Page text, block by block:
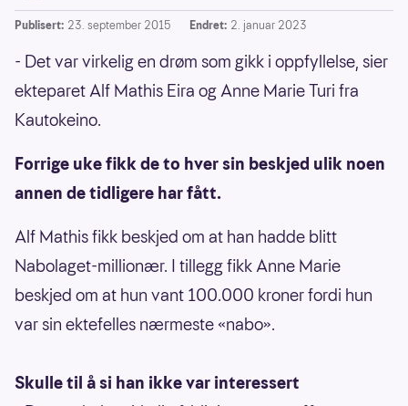
Publisert: 23. september 2015 Endret: 2. januar 2023
- Det var virkelig en drøm som gikk i oppfyllelse, sier
ekteparet Alf Mathis Eira og Anne Marie Turi fra
Kautokeino.
Forrige uke fikk de to hver sin beskjed ulik noen
annen de tidligere har fått.
Alf Mathis fikk beskjed om at han hadde blitt
Nabolaget-millionær. I tillegg fikk Anne Marie
beskjed om at hun vant 100.000 kroner fordi hun
var sin ektefelles nærmeste «nabo».
Skulle til å si han ikke var interessert